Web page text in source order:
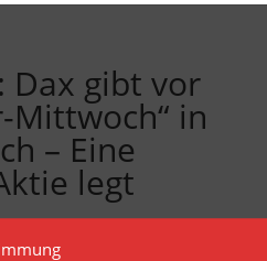
Dax gibt vor
Mittwoch“ in
– Eine
legt